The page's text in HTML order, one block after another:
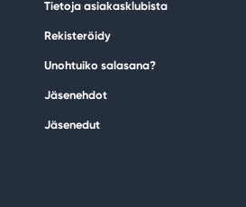
Tietoja asiakasklubista
Rekisteröidy
Unohtuiko salasana?
Jäsenehdot
Jäsenedut